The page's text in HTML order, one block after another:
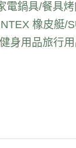
電鍋具/餐具
橡皮艇/
身用品旅行